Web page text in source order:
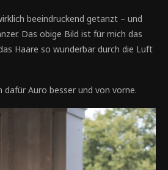
beeindruckend getanzt – und
Das obige Bild ist für mich das
Haare so wunderbar durch die Luft
Auro besser und von vorne.